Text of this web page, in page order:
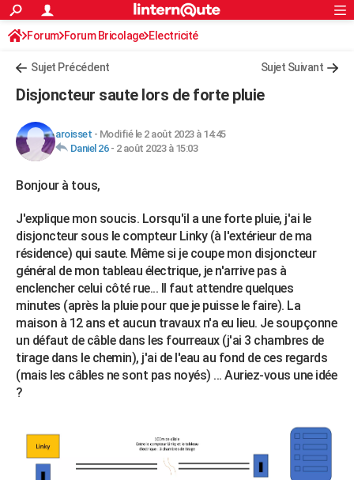
ACTUALITÉS
Politique
Société
Faits Divers
Education
Monde
Villes
+
Retraite
Impôts
Epargne
Immobilier
Risques naturels par ville
Banque
Assurance
Crédit
AUTO
HIGH-TECH
BRICOLAGE
Forum
Aménagement intérieur
Extérieur
Cuisine
Salle de bains
Jardinage
Rangement
WEEK-END
Guides de France
Escapades
Patrimoine
Expositions
Musées
Week-end nature
+LIFESTYLE
Art de vivre
Bien-être
Loisirs
Mode
Modes de vie
SANTE
Alimentation
Guide de la santé
Maladies
Médicaments
Sommeil
VOYAGE
Destinations
City break
Voyage nature
Voyage de noces
Forum
Climat
+PHOTO
BONS PLANS
CARTE DE VOEUX
S'inscrire
Connexion
Forum Forum Bricolage Electricité
Sujet Précédent Sujet Suivant
Disjoncteur saute lors de forte pluie
aroisset - Modifié le 2 août 2023 à 14:45
Daniel 26- 2 août 2023 à 15:03
Bonjour à tous,
J'explique mon soucis. Lorsqu'il a une forte pluie, j'ai le
disjoncteur sous le compteur Linky (à l'extérieur de ma
résidence) qui saute. Même si je coupe mon disjoncteur
général de mon tableau électrique, je n'arrive pas à
enclencher celui côté rue... Il faut attendre quelques
minutes (après la pluie pour que je puisse le faire). La
maison à 12 ans et aucun travaux n'a eu lieu. Je soupçonne
un défaut de câble dans les fourreaux (j'ai 3 chambres de
tirage dans le chemin), j'ai de l'eau au fond de ces regards
(mais les câbles ne sont pas noyés) ... Auriez-vous une idée
?